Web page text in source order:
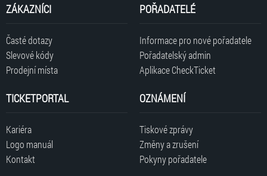
ZÁKAZNÍCI
Časté dotazy
Slevové kódy
Prodejní místa
POŘADATELÉ
Informace pro nové pořadatele
Pořadatelský admin
Aplikace CheckTicket
TICKETPORTAL
Kariéra
Logo manuál
Kontakt
OZNÁMENÍ
Tiskové zprávy
Změny a zrušení
Pokyny pořadatele